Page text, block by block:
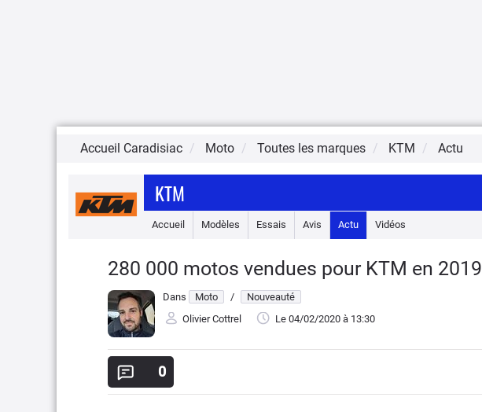
Accueil Caradisiac Moto Toutes les marques KTM Actu
KTM
Accueil Modèles Essais Avis Actu Vidéos
280 000 motos vendues pour KTM en 2019
Dans Moto /
Nouveauté
Olivier Cottrel
Le 04/02/2020 à 13:30
0